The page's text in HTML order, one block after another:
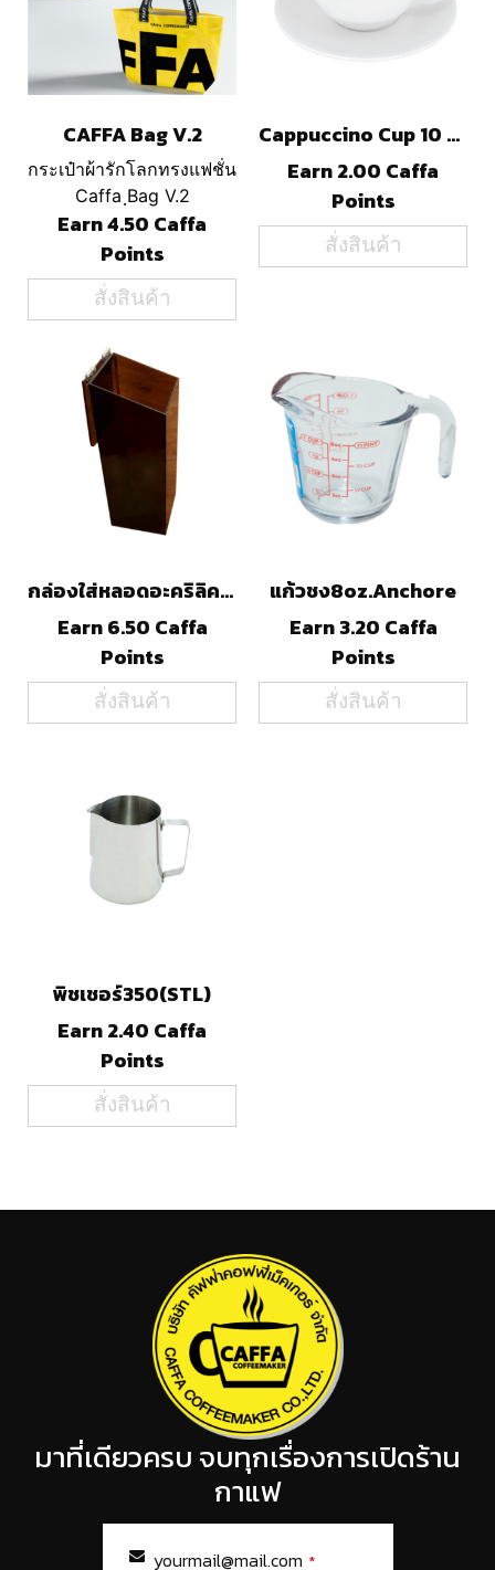
CAFFA Bag V.2
กระเป๋าผ้ารักโลกทรงแฟชั่น
Caffa ฺBag V.2
Earn 4.50 Caffa
Points
สั่งสินค้า
Cappuccino Cup 10 Oz.
Earn 2.00 Caffa
Points
สั่งสินค้า
กล่องใส่หลอดอะคริลิค(สีชา)
Earn 6.50 Caffa
Points
สั่งสินค้า
แก้วชง8oz.Anchore
Earn 3.20 Caffa
Points
สั่งสินค้า
พิชเชอร์350(STL)
Earn 2.40 Caffa
Points
สั่งสินค้า
มาที่เดียวครบ จบทุกเรื่องการเปิดร้าน
กาแฟ
yourmail@mail.com *